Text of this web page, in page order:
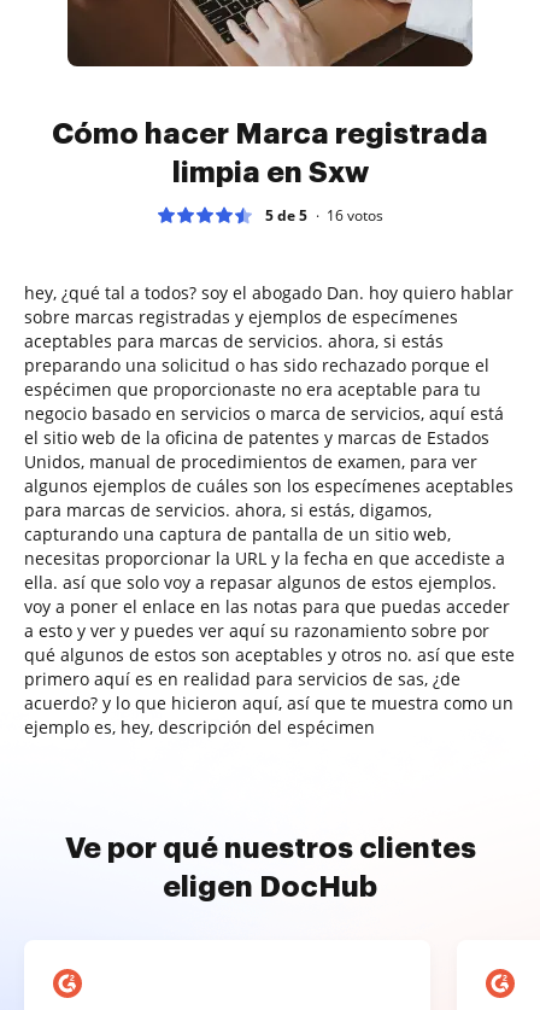
Cómo hacer Marca registrada
limpia en Sxw
5 de 5 16votos
hey, ¿qué tal a todos? soy el abogado Dan. hoy quiero hablar
sobre marcas registradas y ejemplos de especímenes
aceptables para marcas de servicios. ahora, si estás
preparando una solicitud o has sido rechazado porque el
espécimen que proporcionaste no era aceptable para tu
negocio basado en servicios o marca de servicios, aquí está
el sitio web de la oficina de patentes y marcas de Estados
Unidos, manual de procedimientos de examen, para ver
algunos ejemplos de cuáles son los especímenes aceptables
para marcas de servicios. ahora, si estás, digamos,
capturando una captura de pantalla de un sitio web,
necesitas proporcionar la URL y la fecha en que accediste a
ella. así que solo voy a repasar algunos de estos ejemplos.
voy a poner el enlace en las notas para que puedas acceder
a esto y ver y puedes ver aquí su razonamiento sobre por
qué algunos de estos son aceptables y otros no. así que este
primero aquí es en realidad para servicios de sas, ¿de
acuerdo? y lo que hicieron aquí, así que te muestra como un
ejemplo es, hey, descripción del espécimen
Ve por qué nuestros clientes
eligen DocHub